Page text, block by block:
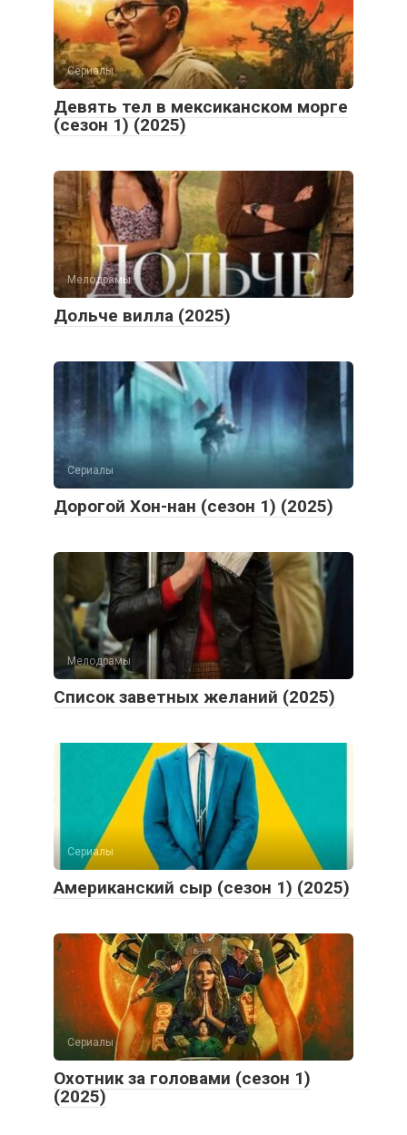
Сериалы
Девять тел в мексиканском морге
(сезон 1) (2025)
Мелодрамы
Дольче вилла (2025)
Сериалы
Дорогой Хон-нан (сезон 1) (2025)
Мелодрамы
Список заветных желаний (2025)
Сериалы
Американский сыр (сезон 1) (2025)
Сериалы
Охотник за головами (сезон 1)
(2025)